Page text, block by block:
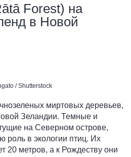
Forest) на
в Новой
/ Shutterstock
миртовых деревьев,
Зеландии. Темные и
на Северном острове,
роль в экологии птиц. Их
20 метров, а к Рождеству они